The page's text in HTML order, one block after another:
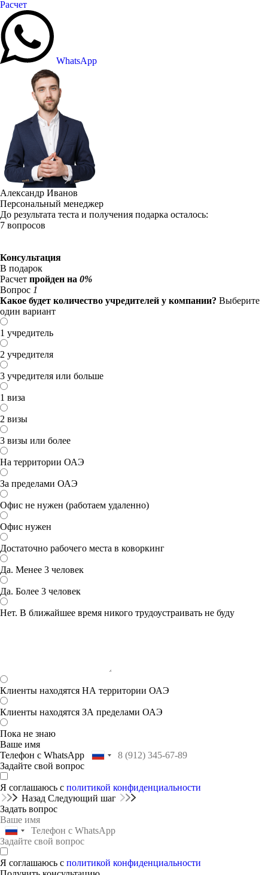
Расчет
WhatsApp
Александр Иванов
Персональный менеджер
До результата теста и получения подарка осталось:
7 вопросов
Консультация
В подарок
Расчет пройден на 0%
Вопрос 1
Какое будет количество учредителей у компании? Выберите
один вариант
1 учредитель
2 учредителя
3 учредителя или больше
1 виза
2 визы
3 визы или более
На территории ОАЭ
За пределами ОАЭ
Офис не нужен (работаем удаленно)
Офис нужен
Достаточно рабочего места в коворкинг
Да. Менее 3 человек
Да. Более 3 человек
Нет. В ближайшее время никого трудоустраивать не буду
Клиенты находятся НА территории ОАЭ
Клиенты находятся ЗА пределами ОАЭ
Пока не знаю
Ваше имя
Телефон с WhatsApp
Задайте свой вопрос
Я соглашаюсь с политикой конфиденциальности
Назад Следующий шаг
Задать вопрос
Я соглашаюсь с политикой конфиденциальности